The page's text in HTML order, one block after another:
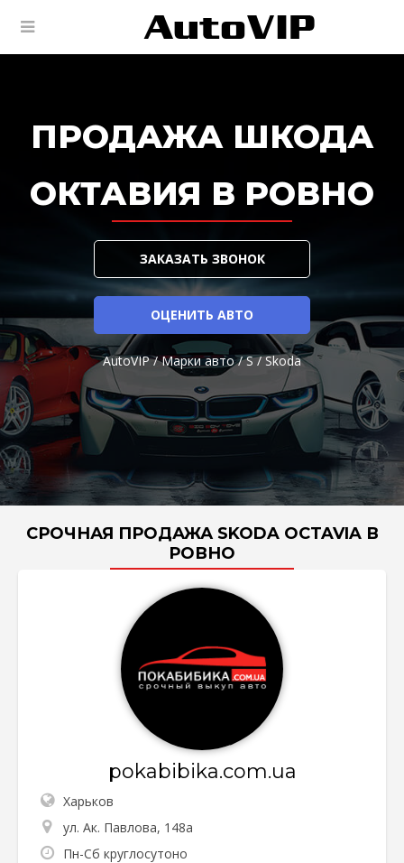
ПРОДАЖА ШКОДА
ОКТАВИЯ В РОВНО
ЗАКАЗАТЬ ЗВОНОК
ОЦЕНИТЬ АВТО
AutoVIP/Марки авто/S/Skoda
СРОЧНАЯ ПРОДАЖА SKODA OCTAVIA В
РОВНО
pokabibika.com.ua
Харьков
ул. Ак. Павлова, 148а
Пн-Сб круглосутоно